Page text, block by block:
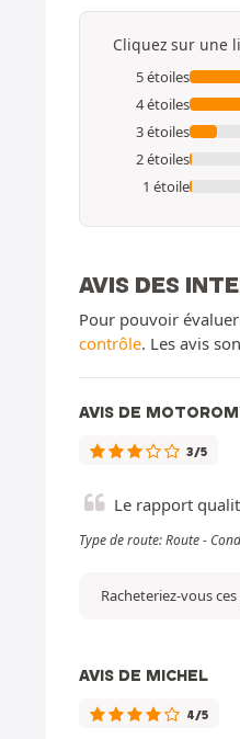
Cliquez sur une
5 étoiles
4 étoiles
3 étoiles
2 étoiles
1 étoile
AVIS DES
Pour pouvoir
contrôle. Les avis
AVIS DE
3/5
Le rapport
Type de route: Route -
Racheteriez-vous
AVIS DE MICHEL
4/5